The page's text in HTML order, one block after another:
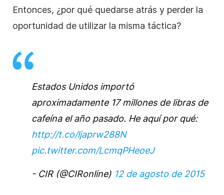
Entonces, ¿por qué quedarse atrás y perder la
oportunidad de utilizar la misma táctica?
Estados Unidos importó
aproximadamente 17 millones de libras de
cafeína el año pasado. He aquí por qué:
http://t.co/ljaprw288N
pic.twitter.com/LcmqPHeoeJ
- CIR (@CIRonline) 12 de agosto de 2015